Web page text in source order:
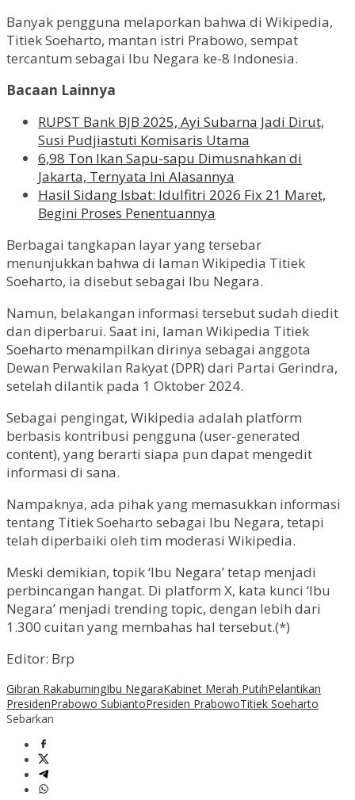
Banyak pengguna melaporkan bahwa di Wikipedia,
Titiek Soeharto, mantan istri Prabowo, sempat
tercantum sebagai Ibu Negara ke-8 Indonesia.
Bacaan Lainnya
RUPST Bank BJB 2025, Ayi Subarna Jadi Dirut,
Susi Pudjiastuti Komisaris Utama
6,98 Ton Ikan Sapu-sapu Dimusnahkan di
Jakarta, Ternyata Ini Alasannya
Hasil Sidang Isbat: Idulfitri 2026 Fix 21 Maret,
Begini Proses Penentuannya
Berbagai tangkapan layar yang tersebar
menunjukkan bahwa di laman Wikipedia Titiek
Soeharto, ia disebut sebagai Ibu Negara.
Namun, belakangan informasi tersebut sudah diedit
dan diperbarui. Saat ini, laman Wikipedia Titiek
Soeharto menampilkan dirinya sebagai anggota
Dewan Perwakilan Rakyat (DPR) dari Partai Gerindra,
setelah dilantik pada 1 Oktober 2024.
Sebagai pengingat, Wikipedia adalah platform
berbasis kontribusi pengguna (user-generated
content), yang berarti siapa pun dapat mengedit
informasi di sana.
Nampaknya, ada pihak yang memasukkan informasi
tentang Titiek Soeharto sebagai Ibu Negara, tetapi
telah diperbaiki oleh tim moderasi Wikipedia.
Meski demikian, topik ‘Ibu Negara’ tetap menjadi
perbincangan hangat. Di platform X, kata kunci ‘Ibu
Negara’ menjadi trending topic, dengan lebih dari
1.300 cuitan yang membahas hal tersebut.(*)
Editor: Brp
Gibran RakabumingIbu NegaraKabinet Merah PutihPelantikan
PresidenPrabowo SubiantoPresiden PrabowoTitiek Soeharto
Sebarkan